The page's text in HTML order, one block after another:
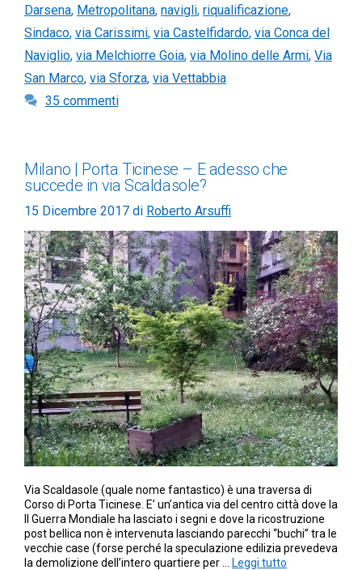
Darsena, Metropolitana, navigli, riqualificazione,
Sindaco, via Carissimi, via Castelfidardo, via Conca del
Naviglio, via Melchiorre Goia, via Molino delle Armi, Via
San Marco, via Sforza, via Vettabbia
35 commenti
Milano | Porta Ticinese – E adesso che
succede in via Scaldasole?
15 Dicembre 2017 di Roberto Arsuffi
Via Scaldasole (quale nome fantastico) è una traversa di
Corso di Porta Ticinese. E’ un’antica via del centro città dove la
II Guerra Mondiale ha lasciato i segni e dove la ricostruzione
post bellica non è intervenuta lasciando parecchi “buchi” tra le
vecchie case (forse perché la speculazione edilizia prevedeva
la demolizione dell’intero quartiere per …
Leggi tutto